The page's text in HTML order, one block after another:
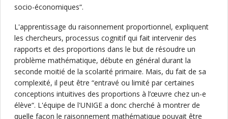
socio-économiques“.
L'apprentissage du raisonnement proportionnel, expliquent
les chercheurs, processus cognitif qui fait intervenir des
rapports et des proportions dans le but de résoudre un
problème mathématique, débute en général durant la
seconde moitié de la scolarité primaire. Mais, du fait de sa
complexité, il peut être “entravé ou limité par certaines
conceptions intuitives des proportions à l’œuvre chez un-e
élève“. L'équipe de l'UNIGE a donc cherché à montrer de
quelle façon le raisonnement mathématique pouvait être